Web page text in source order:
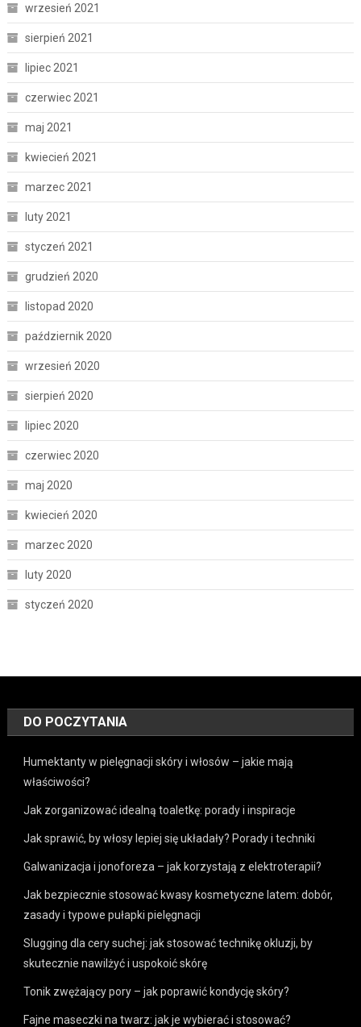
wrzesień 2021
sierpień 2021
lipiec 2021
czerwiec 2021
maj 2021
kwiecień 2021
marzec 2021
luty 2021
styczeń 2021
grudzień 2020
listopad 2020
październik 2020
wrzesień 2020
sierpień 2020
lipiec 2020
czerwiec 2020
maj 2020
kwiecień 2020
marzec 2020
luty 2020
styczeń 2020
DO POCZYTANIA
Humektanty w pielęgnacji skóry i włosów – jakie mają
właściwości?
Jak zorganizować idealną toaletkę: porady i inspiracje
Jak sprawić, by włosy lepiej się układały? Porady i techniki
Galwanizacja i jonoforeza – jak korzystają z elektroterapii?
Jak bezpiecznie stosować kwasy kosmetyczne latem: dobór,
zasady i typowe pułapki pielęgnacji
Slugging dla cery suchej: jak stosować technikę okluzji, by
skutecznie nawilżyć i uspokoić skórę
Tonik zwężający pory – jak poprawić kondycję skóry?
Fajne maseczki na twarz: jak je wybierać i stosować?